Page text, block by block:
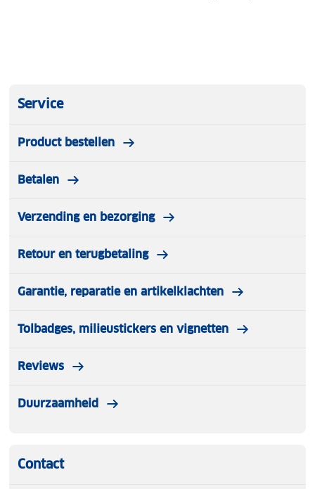
Service
Product bestellen
Betalen
Verzending en bezorging
Retour en terugbetaling
Garantie, reparatie en artikelklachten
Tolbadges, milieustickers en vignetten
Reviews
Duurzaamheid
Contact